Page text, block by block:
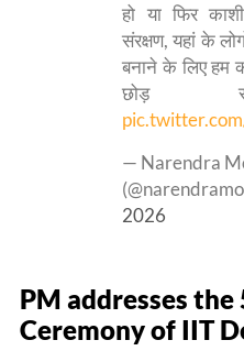
हो या फिर
संरक्षण, यहां के
बनाने के लिए हम
छोड़
— Narendra
2026
PM addresses
Ceremony of IIT